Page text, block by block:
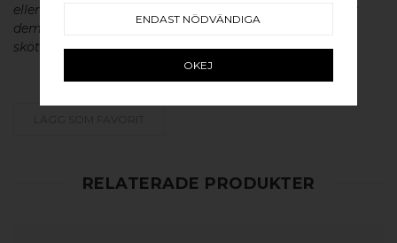
eller aluminium utan metallisk ytbehandling, vilket ger
dem en väldigt lång livslängd och vacker patina. För
skötsel av våra produkter läs merhär.
RELATERADE PRODUKTER
ENDAST NÖDVÄNDIGA
OKEJ